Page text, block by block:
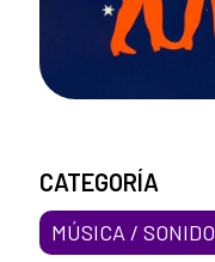
CATEGORÍA
MÚSICA / SONIDO